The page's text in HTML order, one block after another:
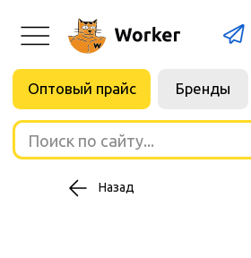
Поиск по сайту...
Назад